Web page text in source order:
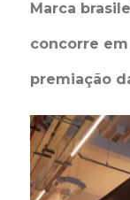
Marca
concorre
premiação